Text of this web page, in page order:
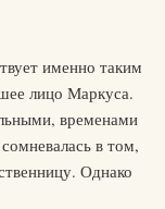
именно таким
лицо Маркуса.
временами
в том,
Однако